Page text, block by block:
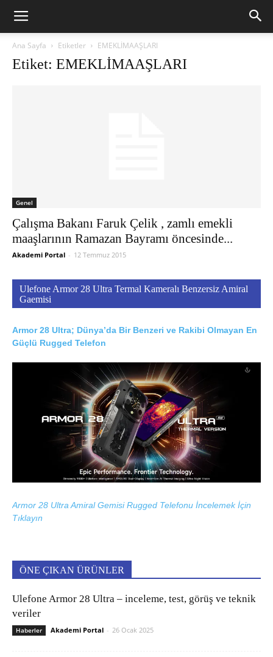
Ana Sayfa Etiketler EMEKLİMAAŞLARI
Etiket: EMEKLİMAAŞLARI
Genel
Çalışma Bakanı Faruk Çelik , zamlı emekli
maaşlarının Ramazan Bayramı öncesinde...
Akademi Portal - 12 Temmuz 2015
Ulefone Armor 28 Ultra Termal Kameralı Benzersiz Amiral
Gaemisi
Armor 28 Ultra; Dünya’da Bir Benzeri ve Rakibi Olmayan En
Güçlü Rugged Telefon
Armor 28 Ultra Amiral Gemisi Rugged Telefonu İncelemek İçin
Tıklayın
ÖNE ÇIKAN ÜRÜNLER
Ulefone Armor 28 Ultra – inceleme, test, görüş ve teknik
veriler
Haberler Akademi Portal - 26 Ocak 2025